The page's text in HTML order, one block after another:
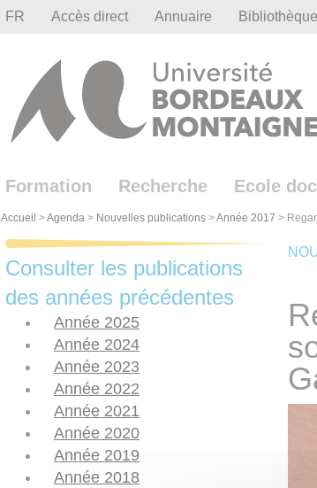
FR Accès direct Annuaire
Formation Recherche Ecole
Accueil >Agenda > Nouvelles publications >Année 2017 >
Consulter les publications
des années précédentes
Année 2025
Année 2024
Année 2023
Année 2022
Année 2021
Année 2020
Année 2019
Année 2018